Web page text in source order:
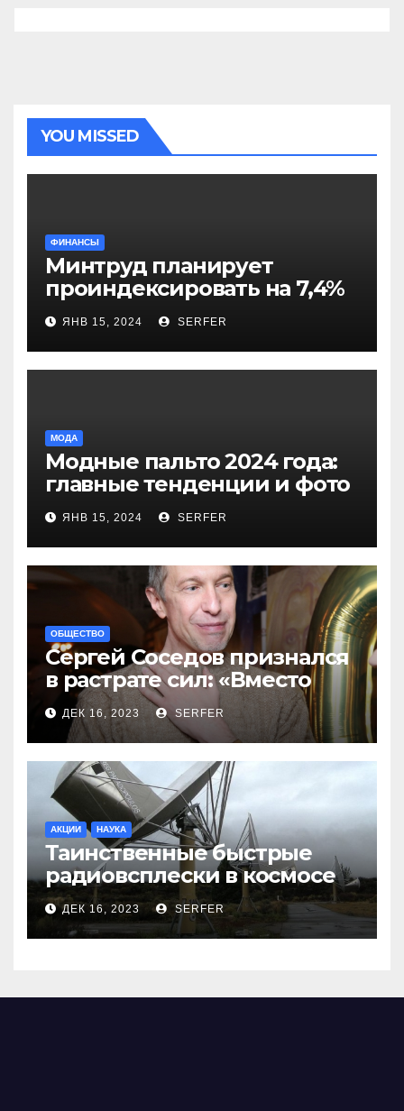
YOU MISSED
ФИНАНСЫ
Минтруд планирует
проиндексировать на 7,4%
более 40 выплат и
компенсаций
ЯНВ 15, 2024 SERFER
МОДА
Модные пальто 2024 года:
главные тенденции и фото
новинок
ЯНВ 15, 2024 SERFER
ОБЩЕСТВО
Сергей Соседов признался
в растрате сил: «Вместо
меня взяли Пригожина»
ДЕК 16, 2023 SERFER
АКЦИИ НАУКА
Таинственные быстрые
радиовсплески в космосе
сделались все более
странными
ДЕК 16, 2023 SERFER